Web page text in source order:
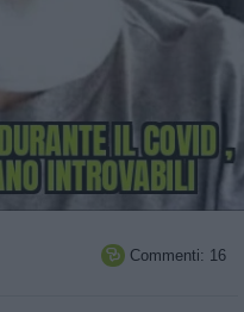
 Commenti: 16